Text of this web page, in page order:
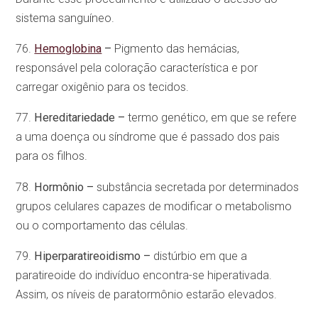
sistema sanguíneo.
76. Hemoglobina – Pigmento das hemácias,
responsável pela coloração característica e por
carregar oxigênio para os tecidos.
77. Hereditariedade – termo genético, em que se refere
a uma doença ou síndrome que é passado dos pais
para os filhos.
78. Hormônio – substância secretada por determinados
grupos celulares capazes de modificar o metabolismo
ou o comportamento das células.
79. Hiperparatireoidismo – distúrbio em que a
paratireoide do indivíduo encontra-se hiperativada.
Assim, os níveis de paratormônio estarão elevados.